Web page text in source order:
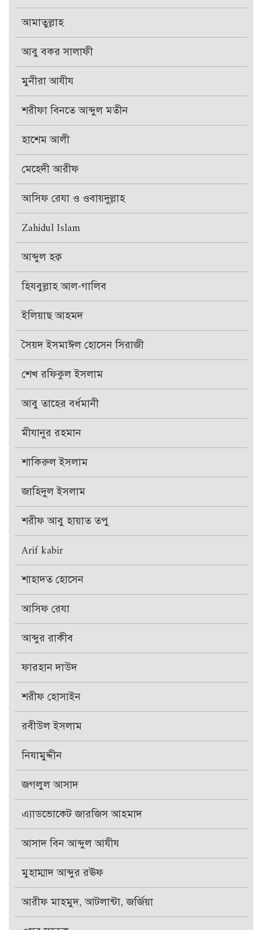
আমাতুল্লাহ
আবু বকর সালাফী
মুনীরা আযীয
শরীফা বিনতে আব্দুল মতীন
হাশেম আলী
মেহেদী আরীফ
আসিফ রেযা ও ওবায়দুল্লাহ
Zahidul Islam
আব্দুল হক্ব
হিযবুল্লাহ আল-গালিব
ইলিয়াছ আহমদ
সৈয়দ ইসমাঈল হোসেন সিরাজী
শেখ রফিকুল ইসলাম
আবু তাহের বর্ধমানী
মীযানুর রহমান
শাকিরুল ইসলাম
জাহিদুল ইসলাম
শরীফ আবু হায়াত তপু
Arif kabir
শাহাদত হোসেন
আসিফ রেযা
আব্দুর রাকীব
ফারহান দাউদ
শরীফ হোসাইন
রবীউল ইসলাম
নিযামুদ্দীন
জগলুল আসাদ
এ্যাডভোকেট জারজিস আহমাদ
আসাদ বিন আব্দুল আযীয
মুহাম্মাদ আব্দুর রঊফ
আরীফ মাহমুদ, আটলান্টা, জর্জিয়া